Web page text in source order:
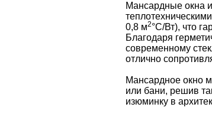
Мансардные окна
0,8 м2°С/Вт), что
Благодаря
современному
отлично
Мансардное окно
или бани, решив
изюминку в